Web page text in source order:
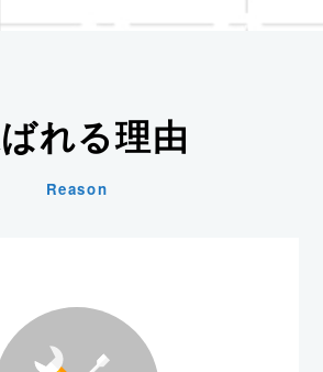
れる理由
Reason